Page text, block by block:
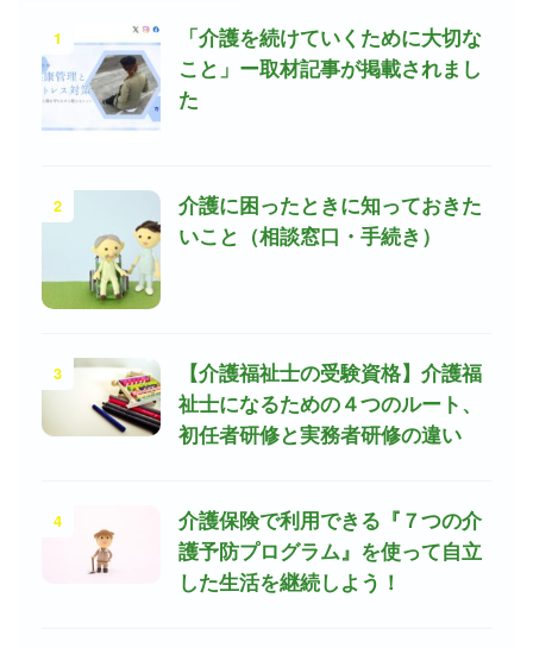
1
「介護を続けていくために大切な
こと」ー取材記事が掲載されまし
た
2
介護に困ったときに知っておきた
いこと（相談窓口・手続き）
3
【介護福祉士の受験資格】介護福
祉士になるための４つのルート、
初任者研修と実務者研修の違い
4
介護保険で利用できる『７つの介
護予防プログラム』を使って自立
した生活を継続しよう！